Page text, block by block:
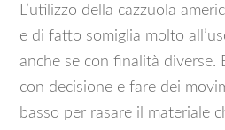
L’utilizzo della cazzuola
e di fatto somiglia molto
anche se con finalità diverse.
con decisione e fare dei
basso per rasare il materiale